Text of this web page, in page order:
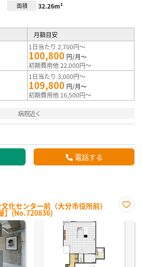
面積 32.26m²
月額目安
1日当たり 2,700円～
100,800 円/月～
初期費用他 22,000円～
1日当たり 3,000円～
109,800 円/月～
初期費用他 16,500円～
病院近く
電話する
化センター前（大分市役所前）
】(No.720836)
に入